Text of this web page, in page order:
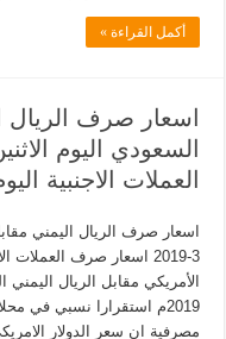
أكمل القراءة »
اسعار صرف الريال
العملات الاجنبية
3-2019 اسعار صرف
2019م استقرارا نسبي في